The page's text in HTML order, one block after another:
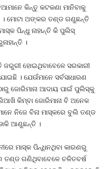
କିନ୍ତୁ କଟକଣା ମାନିବାକୁ
। ମୋଟା ଅଙ୍କର ତଣ୍ଡ ଗଣୁଛନ୍ତି
ପିନ୍ଧୁ ନାହାନ୍ତି କି ପୁଲିସ୍‍
।
ଜରୁରୀ ହୋଇଥିବାବେଳେ ସରକାରୀ
। ଯେଉଁମାନେ ସର୍ବସାଧାରଣ
ଜୋରିମାନା ଆଦାୟ ପାଇଁ ପୁଲିସ୍‍କୁ
କିମ୍ବା ଜୋରିମାନା ବି ଅନେକ
ନିଜେ ବିନା ମାସ୍କରେ ବୁଲି ତଣ୍ଡ
ଆଣୁଛନ୍ତି ।
ମାସ୍କ ପିନ୍ଧିନଥିବା କାରଣରୁ
ତଣ୍ଡ ଗଣିଥିବାବେଳେ ଚଳିତବର୍ଷ